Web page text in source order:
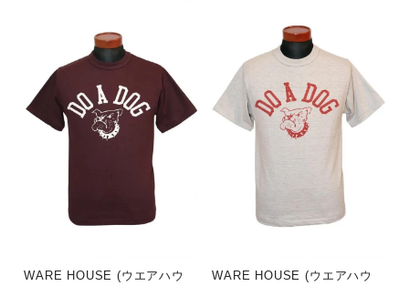
WARE HOUSE (ウエアハウ
WARE HOUSE (ウエアハウ